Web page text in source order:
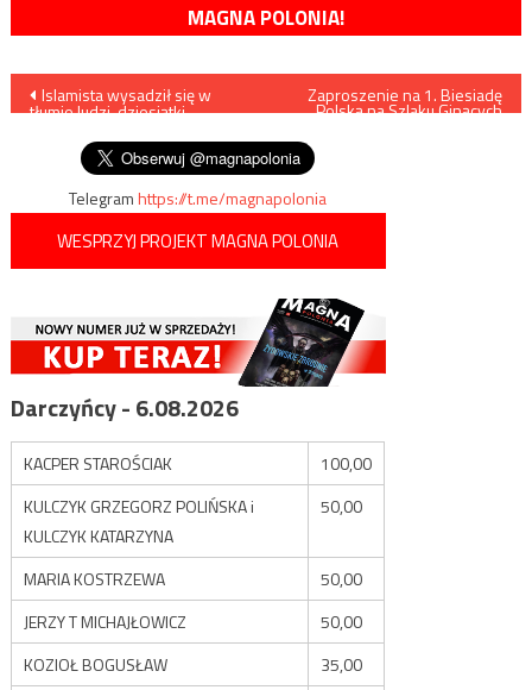
MAGNA POLONIA!
Nawigacja
wpisu
Islamista wysadził się w
tłumie ludzi, dziesiątki
Zaproszenie na 1. Biesiadę
Polską na Szlaku Ginących
Telegramhttps://t.me/magnapolonia
WESPRZYJ PROJEKT MAGNA POLONIA
Darczyńcy - 6.08.2026
KACPER STAROŚCIAK
100,00
KULCZYK GRZEGORZ POLIŃSKA i
KULCZYK KATARZYNA
50,00
MARIA KOSTRZEWA
50,00
JERZY T MICHAJŁOWICZ
50,00
KOZIOŁ BOGUSŁAW
35,00